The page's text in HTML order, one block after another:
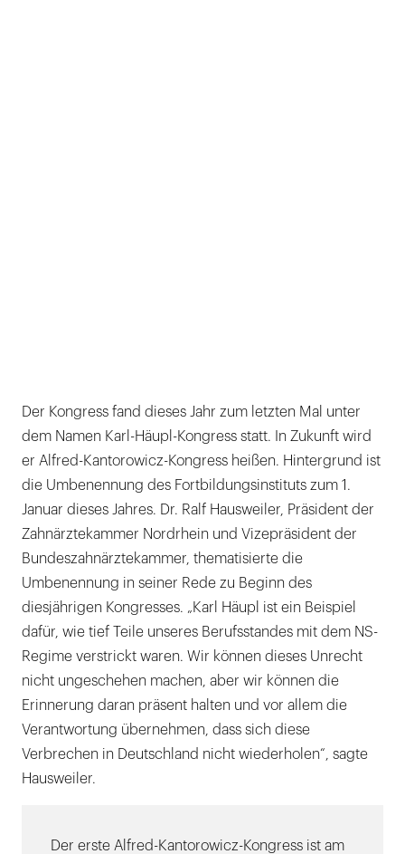
Der Kongress fand dieses Jahr zum letzten Mal unter
dem Namen Karl-Häupl-Kongress statt. In Zukunft wird
er Alfred-Kantorowicz-Kongress heißen. Hintergrund ist
die Umbenennung des Fortbildungsinstituts zum 1.
Januar dieses Jahres. Dr. Ralf Hausweiler, Präsident der
Zahnärztekammer Nordrhein und Vizepräsident der
Bundeszahnärztekammer, thematisierte die
Umbenennung in seiner Rede zu Beginn des
diesjährigen Kongresses. „Karl Häupl ist ein Beispiel
dafür, wie tief Teile unseres Berufsstandes mit dem NS-
Regime verstrickt waren. Wir können dieses Unrecht
nicht ungeschehen machen, aber wir können die
Erinnerung daran präsent halten und vor allem die
Verantwortung übernehmen, dass sich diese
Verbrechen in Deutschland nicht wiederholen“, sagte
Hausweiler.
Der erste Alfred-Kantorowicz-Kongress ist am